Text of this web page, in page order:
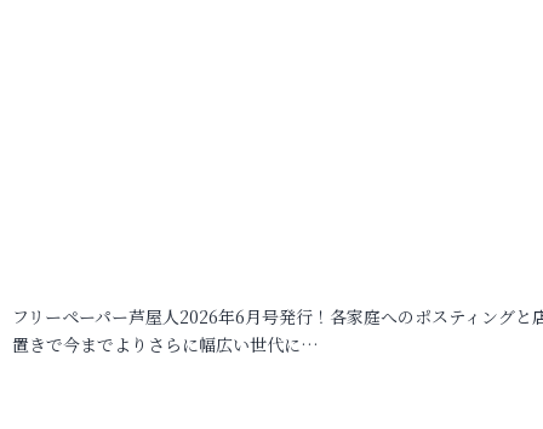
フリーペーパー芦屋人2026年6月号発行！各家庭へのポスティングと
置きで今までよりさらに幅広い世代に…